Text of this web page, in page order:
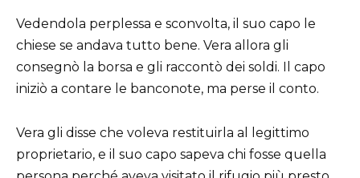
Vedendola perplessa e sconvolta, il suo capo le
chiese se andava tutto bene. Vera allora gli
consegnò la borsa e gli raccontò dei soldi. Il capo
iniziò a contare le banconote, ma perse il conto.
Vera gli disse che voleva restituirla al legittimo
proprietario, e il suo capo sapeva chi fosse quella